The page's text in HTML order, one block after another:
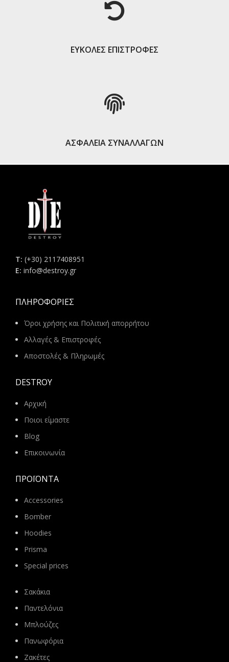
ΕΥΚΟΛΕΣ ΕΠΙΣΤΡΟΦΕΣ
ΑΣΦΑΛΕΙΑ ΣΥΝΑΛΛΑΓΩΝ
Τ: (+30) 2117408951
E: info@destroy.gr
ΠΛΗΡΟΦΟΡΊΕΣ
Όροι χρήσης και Πολιτική απορρήτου
Αλλαγές & Επιστροφές
Αποστολές & Πληρωμές
DESTROY
Αρχική
Ποιοι είμαστε
Blog
Επικοινωνία
ΠΡΟΪΌΝΤΑ
Accessories
Bomber
Hoodies
Prisma
Special prices
Σακάκια
Παντελόνια
Μπλούζες
Πανωφόρια
Ζακέτες